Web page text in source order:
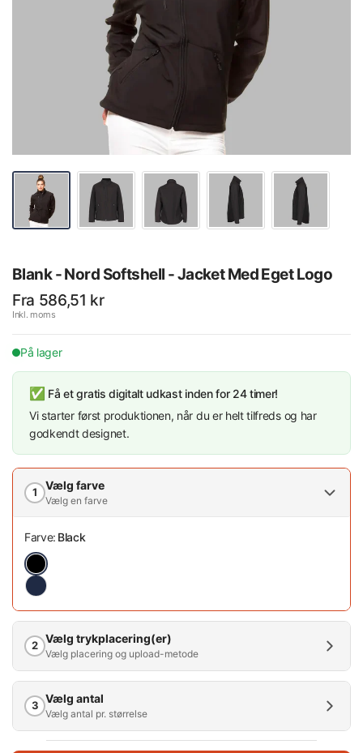
Blank - Nord Softshell - Jacket Med Eget Logo
Fra 586,51 kr
Inkl. moms
På lager
✅ Få et gratis digitalt udkast inden for 24 timer!
Vi starter først produktionen, når du er helt tilfreds og har
godkendt designet.
1 Vælg farve
Vælg en farve
Farve: Black
2 Vælg trykplacering(er)
Vælg placering og upload-metode
3 Vælg antal
Vælg antal pr. størrelse
Antal (mængderabat)